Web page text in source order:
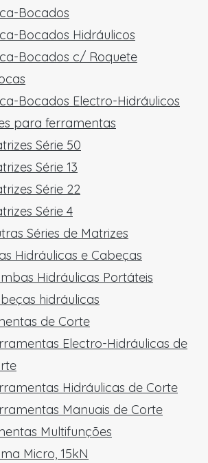
Bocados
Bocados Hidráulicos
Bocados c/ Roquete
Bocados Electro-Hidráulicos
para ferramentas
Série 50
Série 13
Série 22
Série 4
Séries de Matrizes
Hidráulicas e Cabeças
Hidráulicas Portáteis
hidráulicas
de Corte
Electro-Hidráulicas de
Hidráulicas de Corte
Manuais de Corte
Multifunções
Micro, 15kN